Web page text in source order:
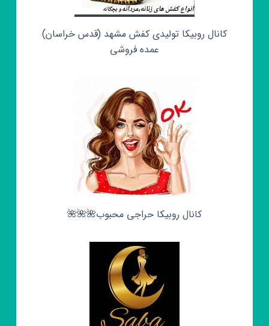
کانال روبیکا تولیدی کفش مشهد (قدس خراسان)
عمده فروشی
کانال روبیکا حراجی محبوب🌺🌺🌺